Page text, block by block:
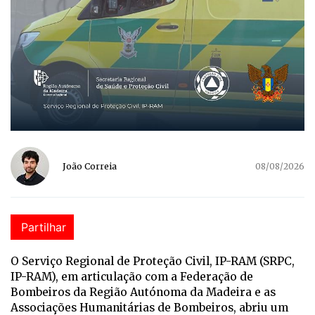
João Correia 08/08/2026
Partilhar
O Serviço Regional de Proteção Civil, IP-RAM (SRPC,
IP-RAM), em articulação com a Federação de
Bombeiros da Região Autónoma da Madeira e as
Associações Humanitárias de Bombeiros, abriu um